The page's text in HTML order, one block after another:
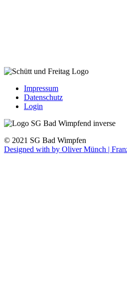
Impressum
Datenschutz
Login
© 2021 SG Bad Wimpfen
Designed with by Oliver Münch |